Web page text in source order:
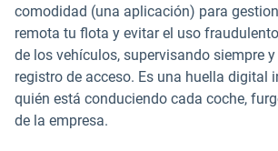
comodidad (una aplicación) para
remota tu flota y evitar el uso
de los vehículos, supervisando siempre y
registro de acceso. Es una huella digital
quién está conduciendo cada coche,
de la empresa.